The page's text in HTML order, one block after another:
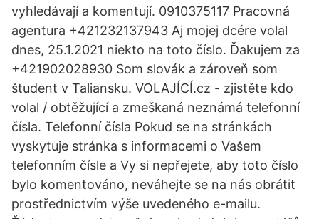
vyhledávají a komentují. 0910375117 Pracovná
agentura +421232137943 Aj mojej dcére volal
dnes, 25.1.2021 niekto na toto číslo. Ďakujem za
+421902028930 Som slovák a zároveň som
študent v Taliansku. VOLAJÍCÍ.cz - zjistěte kdo
volal / obtěžující a zmeškaná neznámá telefonní
čísla. Telefonní čísla Pokud se na stránkách
vyskytuje stránka s informacemi o Vašem
telefonním čísle a Vy si nepřejete, aby toto číslo
bylo komentováno, neváhejte se na nás obrátit
prostřednictvím výše uvedeného e-mailu.